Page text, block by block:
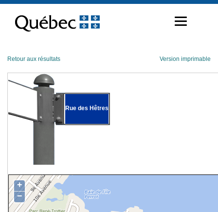
contenu
Retour aux résultats Version imprimable
Rue des Hêtres
+
−